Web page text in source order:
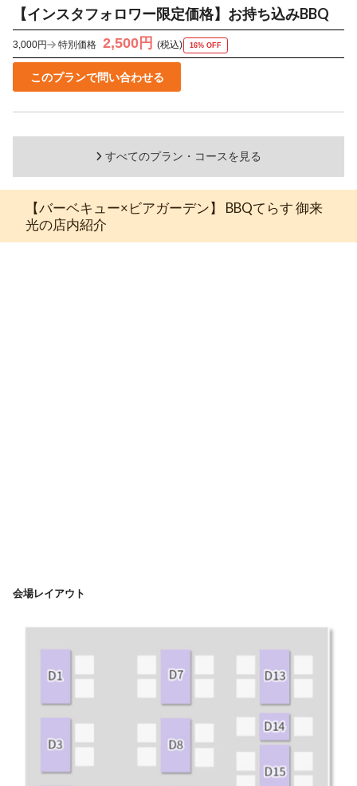
【インスタフォロワー限定価格】お持ち込みBBQ
3,000円 特別価格 2,500円 (税込) 16% OFF
このプランで問い合わせる
すべてのプラン・コースを見る
【バーベキュー×ビアガーデン】 BBQてらす 御来
光の店内紹介
会場レイアウト